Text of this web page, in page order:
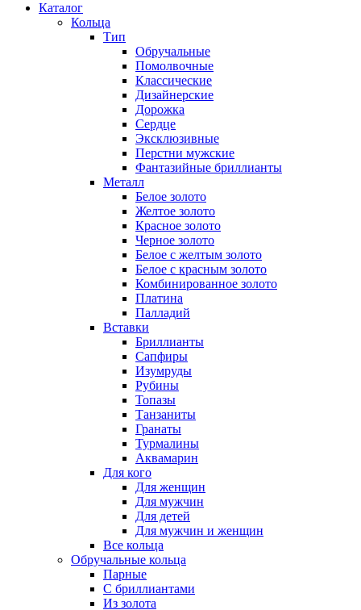
Каталог
Кольца
Тип
Обручальные
Помолвочные
Классические
Дизайнерские
Дорожка
Сердце
Эксклюзивные
Перстни мужские
Фантазийные бриллианты
Металл
Белое золото
Желтое золото
Красное золото
Черное золото
Белое с желтым золото
Белое с красным золото
Комбинированное золото
Платина
Палладий
Вставки
Бриллианты
Сапфиры
Изумруды
Рубины
Топазы
Танзаниты
Гранаты
Турмалины
Аквамарин
Для кого
Для женщин
Для мужчин
Для детей
Для мужчин и женщин
Все кольца
Обручальные кольца
Парные
С бриллиантами
Из золота